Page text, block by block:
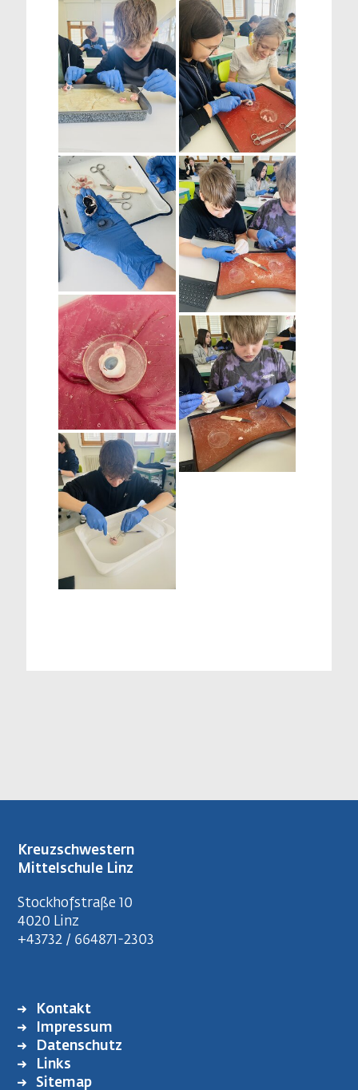
Kreuzschwestern
Mittelschule Linz
Stockhofstraße 10
4020 Linz
+43732 / 664871-2303
FUSSZEILENMENÜ
Kontakt
Impressum
Datenschutz
Links
Sitemap